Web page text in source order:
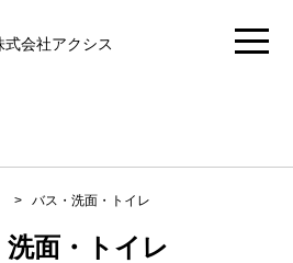
式会社アクシス
> バス・洗面・トイレ
面・トイレ